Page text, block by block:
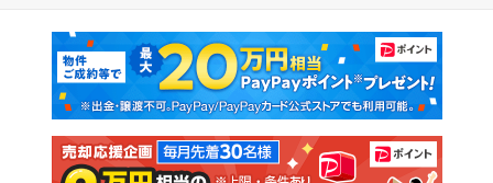
新築マンション 中古マンション
新築一戸建て 中古一戸建て
注文住宅 土地
マンションカタログ 教えて！住まいの先生